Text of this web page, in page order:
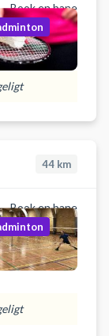
Book en bane
44 km
Book en bane